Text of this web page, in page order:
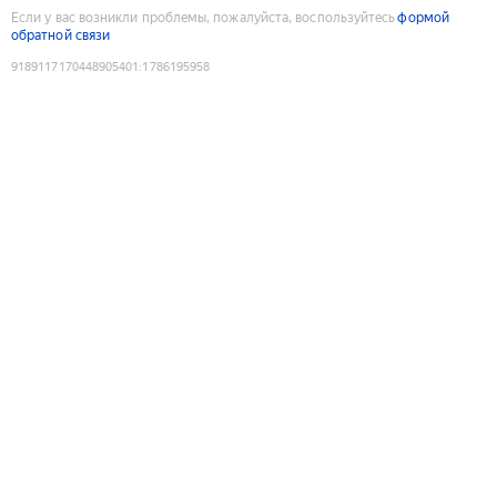
Если у вас возникли проблемы, пожалуйста, воспользуйтесьформой
обратной связи
9189117170448905401 :1786195958